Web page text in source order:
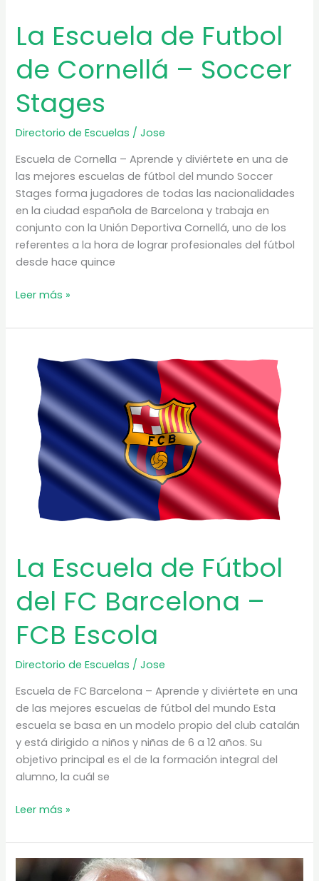
La Escuela de Futbol
de Cornellá – Soccer
Stages
Directorio de Escuelas /Jose
Escuela de Cornella – Aprende y diviértete en una de
las mejores escuelas de fútbol del mundo Soccer
Stages forma jugadores de todas las nacionalidades
en la ciudad española de Barcelona y trabaja en
conjunto con la Unión Deportiva Cornellá, uno de los
referentes a la hora de lograr profesionales del fútbol
desde hace quince
La
de
Cornellá
Soccer
Stages
Leer más »
La Escuela de Fútbol
del FC Barcelona –
FCB Escola
Directorio de Escuelas /Jose
Escuela de FC Barcelona – Aprende y diviértete en una
de las mejores escuelas de fútbol del mundo Esta
escuela se basa en un modelo propio del club catalán
y está dirigido a niños y niñas de 6 a 12 años. Su
objetivo principal es el de la formación integral del
alumno, la cuál se
La
de
Fútbol
del
Leer más »